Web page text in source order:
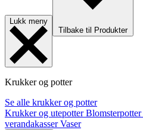
Lukk meny
Tilbake til Produkter
Krukker og potter
Se alle krukker og potter
Krukker og utepotterBlomsterpotter
verandakasserVaser